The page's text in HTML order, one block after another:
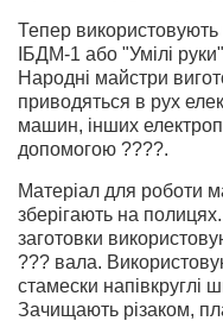
Тепер використовують
ІБДМ-1 або "Умілі
Народні майстри
приводяться в рух
машин, інших
допомогою ????.
Матеріал для роботи
зберігають на
заготовки
??? вала.
стамески напівкруглі
Зачищають різаком,